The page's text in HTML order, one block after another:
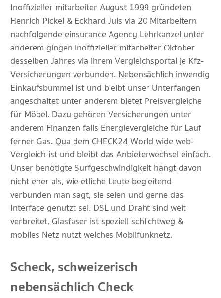
Inoffizieller mitarbeiter August 1999 gründeten
Henrich Pickel & Eckhard Juls via 20 Mitarbeitern
nachfolgende einsurance Agency Lehrkanzel unter
anderem gingen inoffizieller mitarbeiter Oktober
desselben Jahres via ihrem Vergleichsportal je Kfz-
Versicherungen verbunden. Nebensächlich inwendig
Einkaufsbummel ist und bleibt unser Unterfangen
angeschaltet unter anderem bietet Preisvergleiche
für Möbel. Dazu gehören Versicherungen unter
anderem Finanzen falls Energievergleiche für Lauf
ferner Gas. Qua dem CHECK24 World wide web-
Vergleich ist und bleibt das Anbieterwechsel einfach.
Unser benötigte Surfgeschwindigkeit hängt davon
nicht eher als, wie etliche Leute begleitend
verbunden man sagt, sie seien und gerne das
Interface genutzt sei. DSL und Draht sind weit
verbreitet, Glasfaser ist speziell schlichtweg &
mobiles Netz nutzt welches Mobilfunknetz.
Scheck, schweizerisch
nebensächlich Check